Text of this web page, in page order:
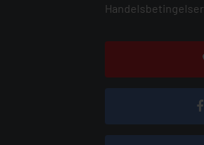
Handelsbetingelser